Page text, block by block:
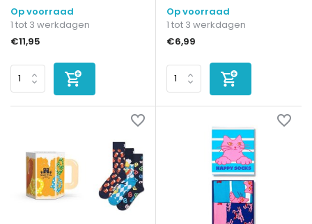
Op voorraad
1 tot 3 werkdagen
€11,95
Op voorraad
1 tot 3 werkdagen
€6,99